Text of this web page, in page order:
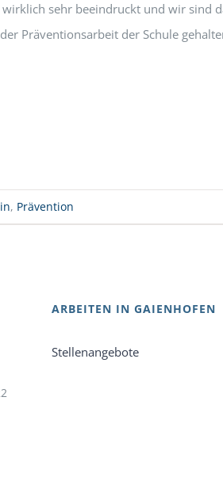
sehr beeindruckt und wir sind
Präventionsarbeit der Schule
, Prävention
ARBEITEN IN GAIENHOFEN
Stellenangebote